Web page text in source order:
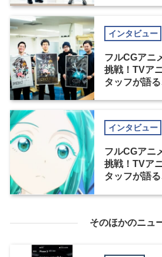
インタビュー
フルCGアニ
挑戦！TVア
タッフが語
インタビュー
フルCGアニ
挑戦！TVア
タッフが語
そのほかのニュ